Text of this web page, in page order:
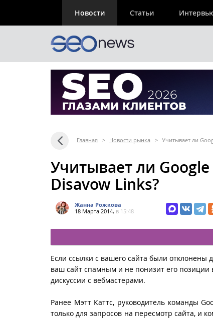
Новости Статьи
Главная > Новости рынка > Учитывает ли
Учитывает ли
Disavow Links?
Жанна Рожкова
18 Марта 2014, в 15:48
Если ссылки с вашего сайта были отклонены
ваш сайт спамным и не понизит его позиции
дискуссии с вебмастерами.
Ранее Мэтт Каттс, руководитель команды
только для запросов на пересмотр сайта, и